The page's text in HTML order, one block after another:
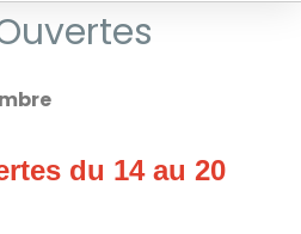
du 14 au 20